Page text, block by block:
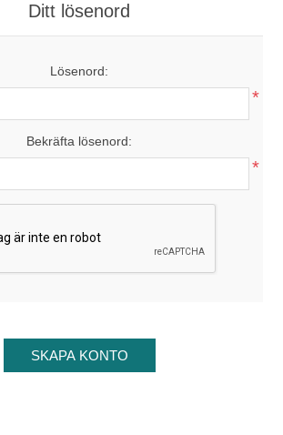
Ditt lösenord
Lösenord:
*
Bekräfta lösenord:
*